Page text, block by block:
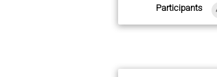
Participants